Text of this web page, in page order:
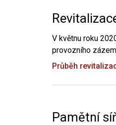
V květnu roku
provozního
Průběh
Pamětní